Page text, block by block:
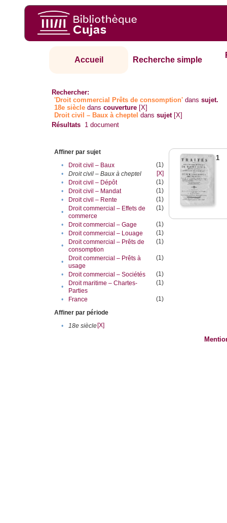
Accueil Recherche simple
Rechercher:
'Droit commercial Prêts de consomption' danssujet.
18e siècle danscouverture [X]
Droit civil – Baux à cheptel danssujet [X]
Résultats 1 document
Affiner par sujet
•
Droit civil – Baux
(1)
•
Droit civil – Baux à cheptel
[X]
•
Droit civil – Dépôt
(1)
•
Droit civil – Mandat
(1)
•
Droit civil – Rente
(1)
•
Droit commercial – Effets de
commerce
(1)
• Droit commercial – Gage
(1)
•
Droit commercial – Louage
(1)
•
Droit commercial – Prêts de
consomption
(1)
•
Droit commercial – Prêts à
usage
(1)
• Droit commercial – Sociétés
(1)
•
Droit maritime – Chartes-
Parties
(1)
• France
(1)
Affiner par période
•
18e siècle[X]
1